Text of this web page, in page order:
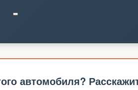
-
автомобиля?